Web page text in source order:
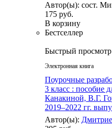
Автор(ы): сост.
175 руб.
В корзину
Бестселлер
Быстрый просмотр
Электронная книга
Поурочные
3 класс : пособие
Канакиной, В.Г.
2019–2022 гг.
Автор(ы):